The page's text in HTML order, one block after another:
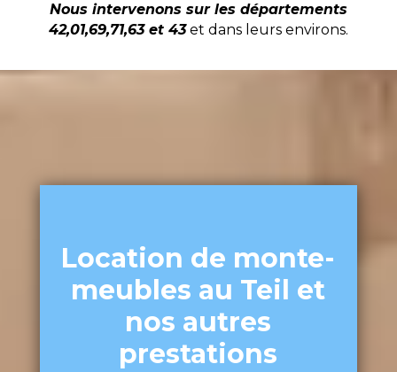
Nous intervenons sur les départements
42,01,69,71,63 et 43et dans leurs environs.
Location de monte-
meubles au Teil et
nos autres
prestations